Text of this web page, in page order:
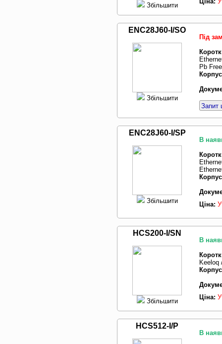
Збільшити
ENC28J60-I/SO
Збільшити
Під
Pb Free
Запит
ENC28J60-I/SP
Збільшити
В
Ціна:
HCS200-I/SN
Збільшити
В
Keeloq
Ціна:
HCS512-I/P
В